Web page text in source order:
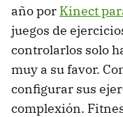
año por Kinect
juegos de
controlarlos solo
muy a su favor.
configurar sus
complexión.